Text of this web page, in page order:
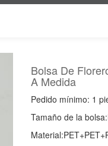
Bolsa De
A Medida
Pedido mínimo: 1
Tamaño de la bolsa:
Material: